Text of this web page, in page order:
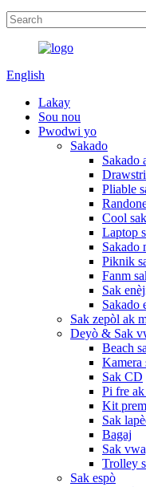
English
Lakay
Sou nou
Pwodwi yo
Sakado
Sakado
Pliable
Cool
Laptop
Sakado
Piknik
Fanm
Sak
Sakado
Sak zepòl ak
Deyò & Sak
Beach
Kamera
Sak CD
Pi fre
Kit
Sak
Bagaj
Sak
Trolley
Sak espò